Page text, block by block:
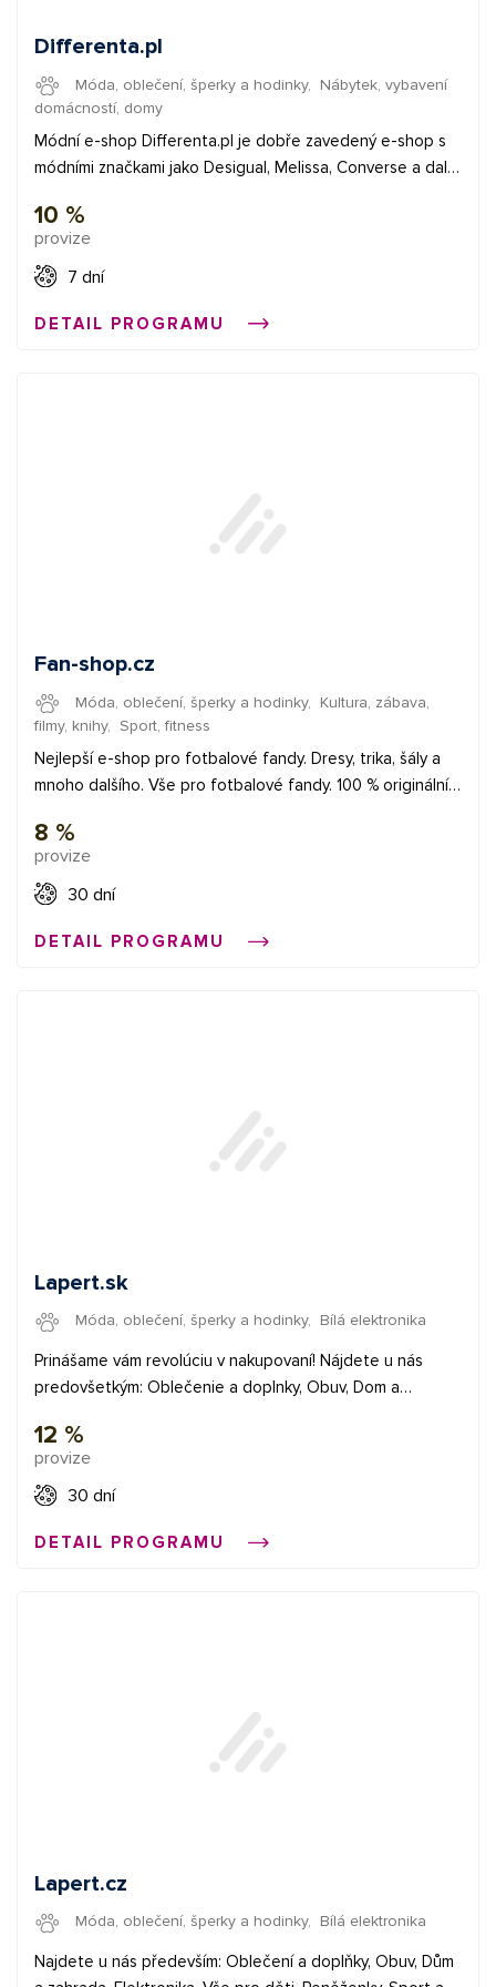
Differenta.pl
Móda, oblečení, šperky a hodinky, Nábytek, vybavení
domácností, domy
Módní e-shop Differenta.pl je dobře zavedený e-shop s
módními značkami jako Desigual, Melissa, Converse a další.
také módní doplňky, bytové doplňky ať už jde o svíčky,
vůně, nebo třeba povlečení. ✅Provize 10 % - nový
zákazník 4 % - stávající zákazník ✅Délka cookies 7 dní ✅K
10 %
provize
7 dní
DETAIL PROGRAMU
Fan-shop.cz
Móda, oblečení, šperky a hodinky, Kultura, zábava,
filmy, knihy, Sport, fitness
Nejlepší e-shop pro fotbalové fandy. Dresy, trika, šály a
mnoho dalšího. Vše pro fotbalové fandy. 100 % originální
8 %
provize
30 dní
DETAIL PROGRAMU
Lapert.sk
Móda, oblečení, šperky a hodinky, Bílá elektronika
Prinášame vám revolúciu v nakupovaní! Nájdete u nás
predovšetkým: Oblečenie a doplnky, Obuv, Dom a
zábava, Kabelky, Batohy, Šperky a hodinky, Zdravie a krása
Prémiovým affiliate partnerom ponúkame bezkonkurenčné
podmienky.
12 %
provize
30 dní
DETAIL PROGRAMU
Lapert.cz
Móda, oblečení, šperky a hodinky, Bílá elektronika
Najdete u nás především: Oblečení a doplňky, Obuv, Dům